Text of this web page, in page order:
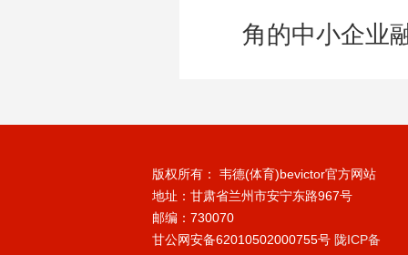
角的中小企业
版权所有： 韦德(体育)bevictor官方网站
地址：甘肃省兰州市安宁东路967号
邮编：730070
甘公网安备62010502000755号 陇ICP备